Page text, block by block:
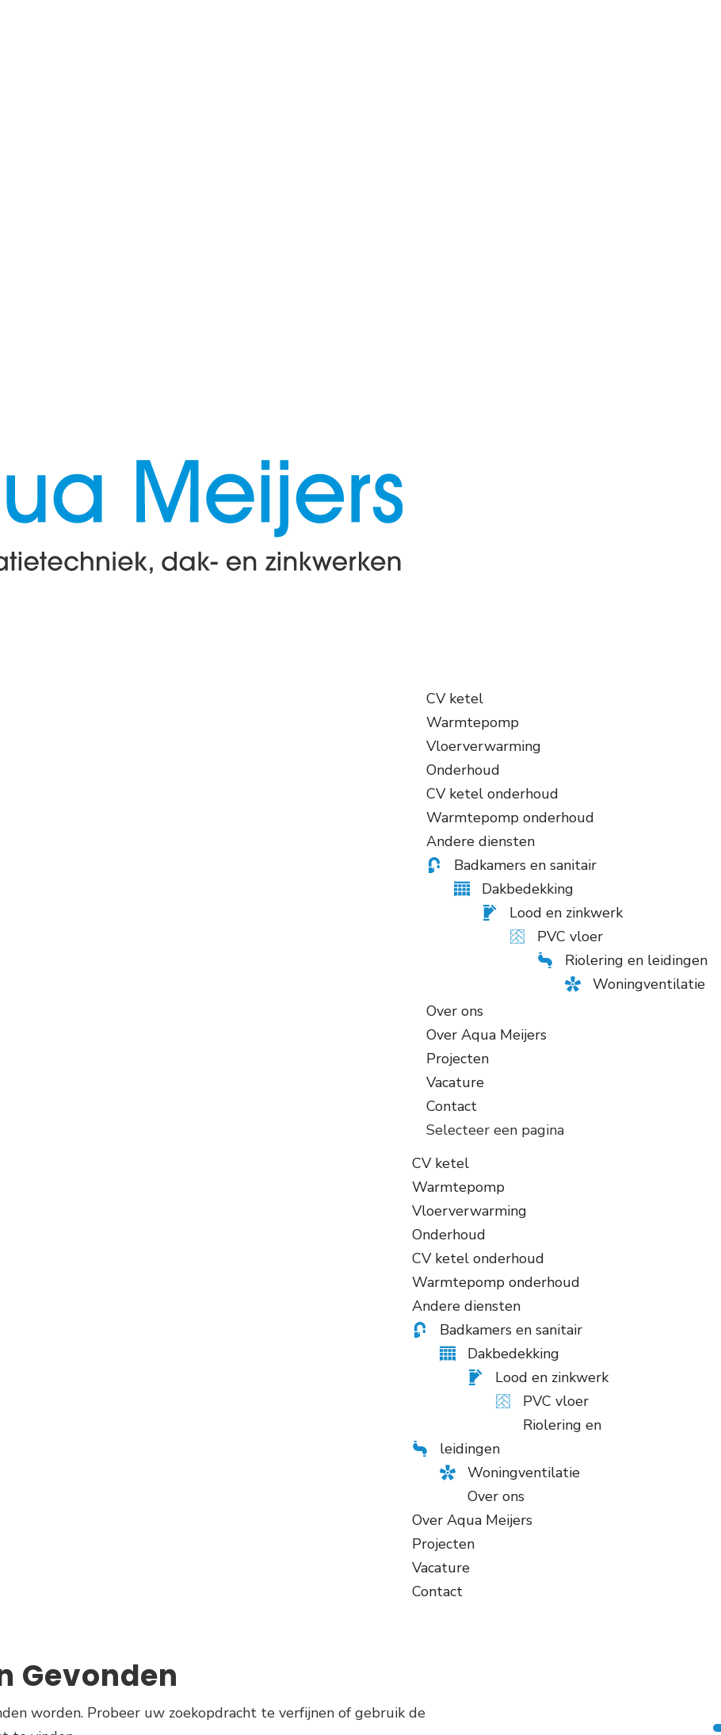
CV ketel
Warmtepomp
Vloerverwarming
Onderhoud
CV ketel onderhoud
Warmtepomp onderhoud
Andere diensten
Badkamers en sanitair
Dakbedekking
Lood en zinkwerk
PVC vloer
Riolering en leidingen
Woningventilatie
Over ons
Over Aqua Meijers
Projecten
Vacature
Contact
Selecteer een pagina
CV ketel
Warmtepomp
Vloerverwarming
Onderhoud
CV ketel onderhoud
Warmtepomp onderhoud
Andere diensten
Badkamers en sanitair
Dakbedekking
Lood en zinkwerk
PVC vloer
Riolering en
leidingen
Woningventilatie
Over ons
Over Aqua Meijers
Projecten
Vacature
Contact
Gevonden
worden. Probeer uw zoekopdracht te verfijnen of gebruik de